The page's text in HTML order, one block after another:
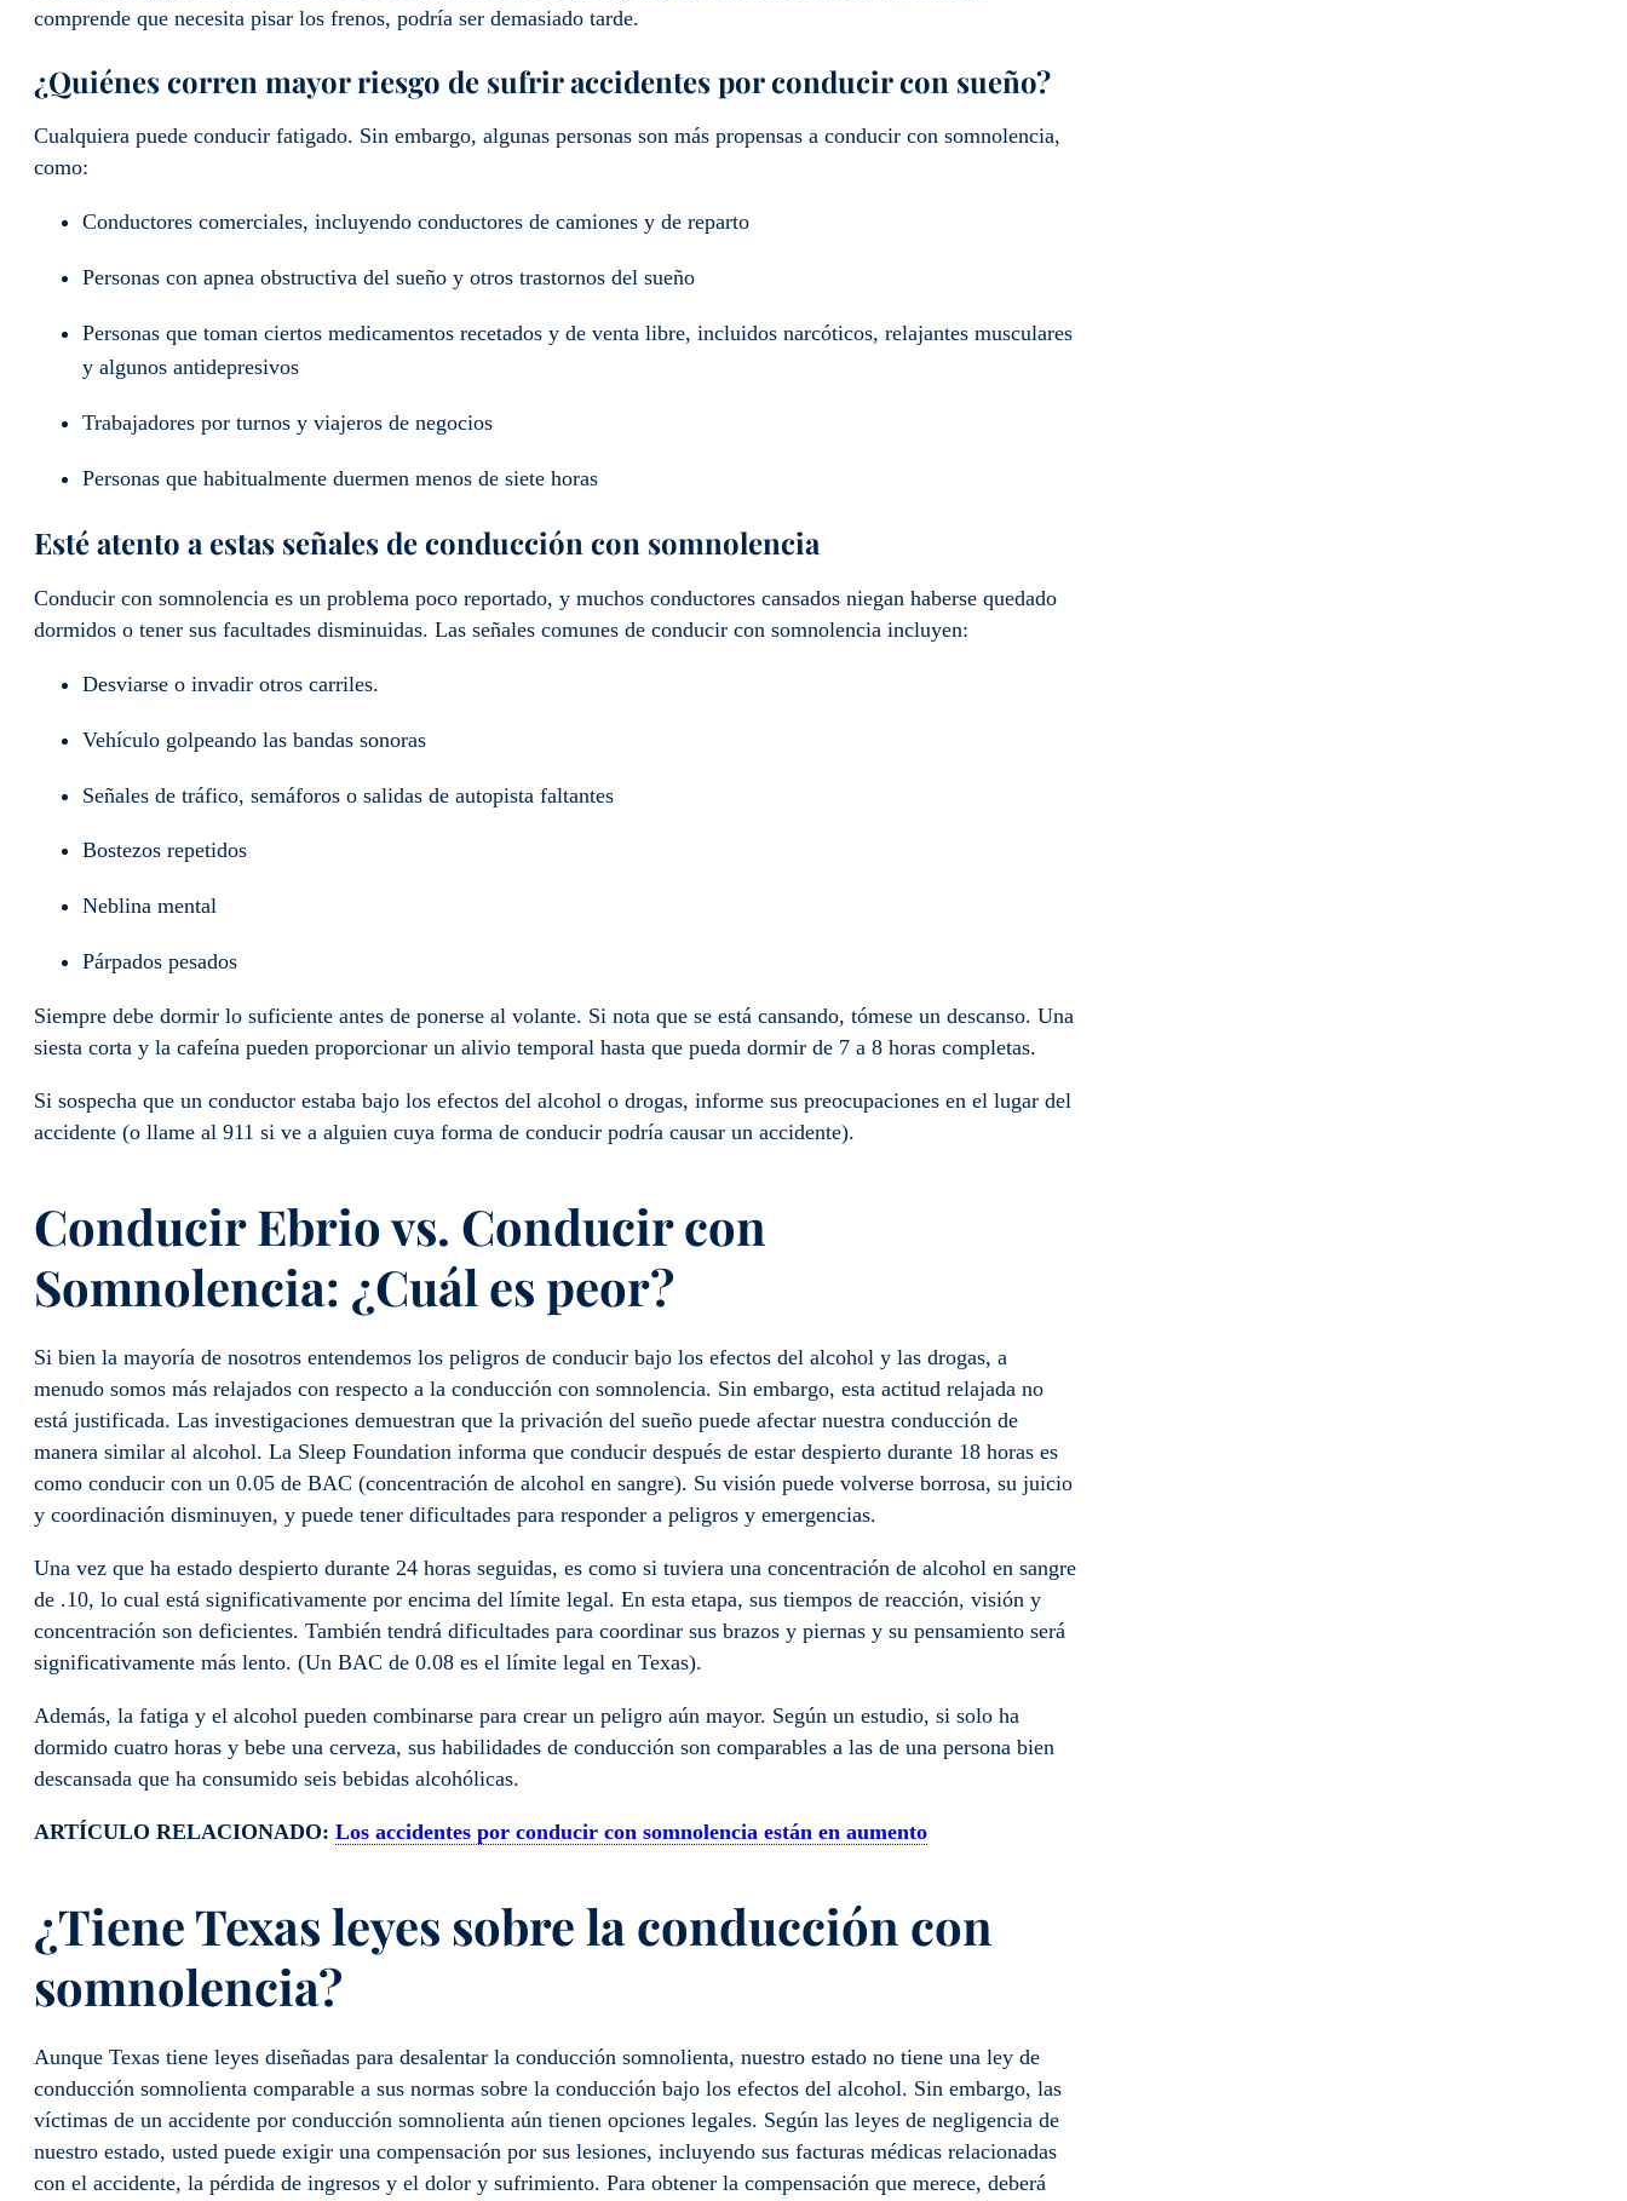
comprende que necesita pisar los frenos, podría ser demasiado tarde.
¿Quiénes corren mayor riesgo de sufrir accidentes por conducir con sueño?
Cualquiera puede conducir fatigado. Sin embargo, algunas personas son más propensas a conducir con somnolencia,
como:
Conductores comerciales, incluyendo conductores de camiones y de reparto
Personas con apnea obstructiva del sueño y otros trastornos del sueño
Personas que toman ciertos medicamentos recetados y de venta libre, incluidos narcóticos, relajantes musculares
y algunos antidepresivos
Trabajadores por turnos y viajeros de negocios
Personas que habitualmente duermen menos de siete horas
Esté atento a estas señales de conducción con somnolencia
Conducir con somnolencia es un problema poco reportado, y muchos conductores cansados niegan haberse quedado
dormidos o tener sus facultades disminuidas. Las señales comunes de conducir con somnolencia incluyen:
Desviarse o invadir otros carriles.
Vehículo golpeando las bandas sonoras
Señales de tráfico, semáforos o salidas de autopista faltantes
Bostezos repetidos
Neblina mental
Párpados pesados
Siempre debe dormir lo suficiente antes de ponerse al volante. Si nota que se está cansando, tómese un descanso. Una
siesta corta y la cafeína pueden proporcionar un alivio temporal hasta que pueda dormir de 7 a 8 horas completas.
Si sospecha que un conductor estaba bajo los efectos del alcohol o drogas, informe sus preocupaciones en el lugar del
accidente (o llame al 911 si ve a alguien cuya forma de conducir podría causar un accidente).
Conducir Ebrio vs. Conducir con
Somnolencia: ¿Cuál es peor?
Si bien la mayoría de nosotros entendemos los peligros de conducir bajo los efectos del alcohol y las drogas, a
menudo somos más relajados con respecto a la conducción con somnolencia. Sin embargo, esta actitud relajada no
está justificada. Las investigaciones demuestran que la privación del sueño puede afectar nuestra conducción de
manera similar al alcohol. La Sleep Foundation informa que conducir después de estar despierto durante 18 horas es
como conducir con un 0.05 de BAC (concentración de alcohol en sangre). Su visión puede volverse borrosa, su juicio
y coordinación disminuyen, y puede tener dificultades para responder a peligros y emergencias.
Una vez que ha estado despierto durante 24 horas seguidas, es como si tuviera una concentración de alcohol en sangre
de .10, lo cual está significativamente por encima del límite legal. En esta etapa, sus tiempos de reacción, visión y
concentración son deficientes. También tendrá dificultades para coordinar sus brazos y piernas y su pensamiento será
significativamente más lento. (Un BAC de 0.08 es el límite legal en Texas).
Además, la fatiga y el alcohol pueden combinarse para crear un peligro aún mayor. Según un estudio, si solo ha
dormido cuatro horas y bebe una cerveza, sus habilidades de conducción son comparables a las de una persona bien
descansada que ha consumido seis bebidas alcohólicas.
ARTÍCULO RELACIONADO: Los accidentes por conducir con somnolencia están en aumento
¿Tiene Texas leyes sobre la conducción con
somnolencia?
Aunque Texas tiene leyes diseñadas para desalentar la conducción somnolienta, nuestro estado no tiene una ley de
conducción somnolienta comparable a sus normas sobre la conducción bajo los efectos del alcohol. Sin embargo, las
víctimas de un accidente por conducción somnolienta aún tienen opciones legales. Según las leyes de negligencia de
nuestro estado, usted puede exigir una compensación por sus lesiones, incluyendo sus facturas médicas relacionadas
con el accidente, la pérdida de ingresos y el dolor y sufrimiento. Para obtener la compensación que merece, deberá